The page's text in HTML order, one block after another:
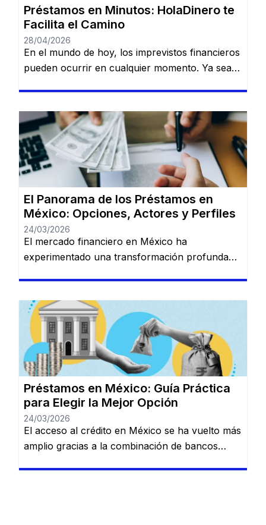
Préstamos en Minutos: HolaDinero te
Facilita el Camino
28/04/2026
En el mundo de hoy, los imprevistos financieros
pueden ocurrir en cualquier momento. Ya sea
inversión importante, contar con una opción
confiable de financiamiento es esencial. Serás
redirigido a otro sitio web. HolaDinero se
presenta como una plataforma de préstamos
en línea […]
El Panorama de los Préstamos en
México: Opciones, Actores y Perfiles
24/03/2026
El mercado financiero en México ha
experimentado una transformación profunda
plataformas digitales (Fintech) ha creado un
ecosistema donde prácticamente cualquier perfil
de usuario puede encontrar una solución de
financiamiento, siempre que comprenda las
reglas del juego crediticio local. 1. […]
Préstamos en México: Guía Práctica
para Elegir la Mejor Opción
24/03/2026
El acceso al crédito en México se ha vuelto más
amplio gracias a la combinación de bancos